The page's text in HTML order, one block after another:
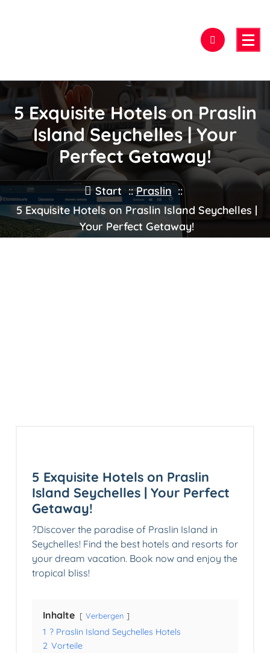
5 Exquisite Hotels on Praslin
Island Seychelles | Your
Perfect Getaway!
Start ::Praslin::
5 Exquisite Hotels on Praslin Island Seychelles |
Your Perfect Getaway!
5 Exquisite Hotels on Praslin
Island Seychelles | Your Perfect
Getaway!
?Discover the paradise of Praslin Island in
Seychelles! Find the best hotels and resorts for
your dream vacation. Book now and enjoy the
tropical bliss!
Inhalte Verbergen
1 ? Praslin Island Seychelles Hotels
2 Vorteile